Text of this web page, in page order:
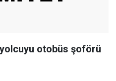
otobüs şoförü